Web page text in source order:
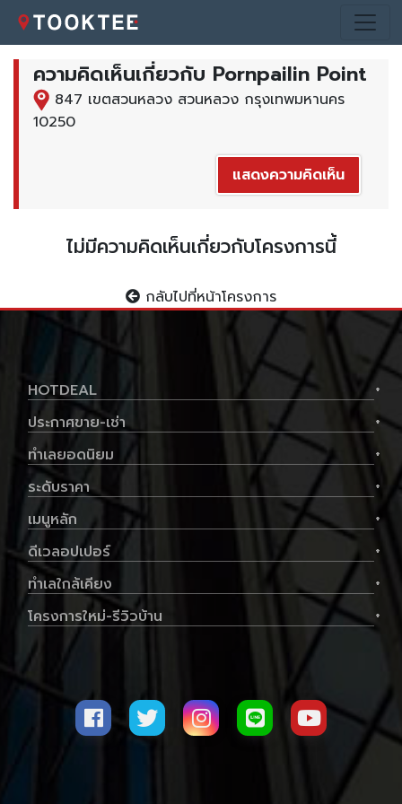
ความคิดเห็นเกี่ยวกับ Pornpailin Point
847 เขตสวนหลวง สวนหลวง กรุงเทพมหานคร
10250
แสดงความคิดเห็น
ไม่มีความคิดเห็นเกี่ยวกับโครงการนี้
กลับไปที่หน้าโครงการ
HOTDEAL +
ประกาศขาย-เช่า +
ทำเลยอดนิยม +
ระดับราคา +
เมนูหลัก +
ดีเวลอปเปอร์ +
ทำเลใกล้เคียง +
โครงการใหม่-รีวิวบ้าน +